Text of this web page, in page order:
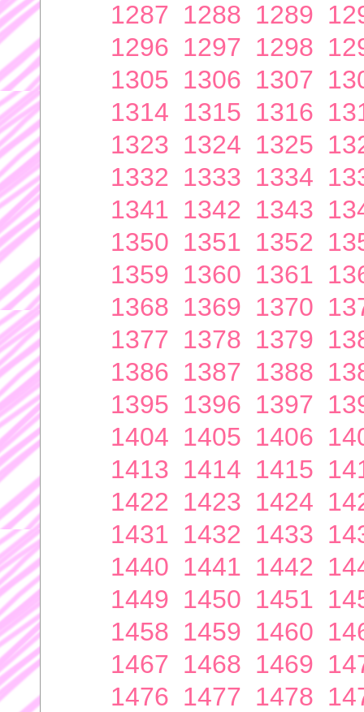
1287 1288 1289
1296 1297 1298
1305 1306 1307
1314 1315 1316
1323 1324 1325
1332 1333 1334
1341 1342 1343
1350 1351 1352
1359 1360 1361
1368 1369 1370
1377 1378 1379
1386 1387 1388
1395 1396 1397
1404 1405 1406
1413 1414 1415
1422 1423 1424
1431 1432 1433
1440 1441 1442
1449 1450 1451
1458 1459 1460
1467 1468 1469
1476 1477 1478